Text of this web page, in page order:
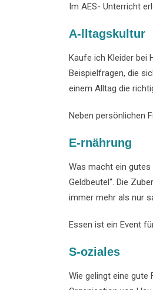
Im AES- Unterricht
A-lltagskultur
Kaufe ich Kleider bei
Beispielfragen, die
einem Alltag die
Neben persönlichen
E-rnährung
Was macht ein
Geldbeutel“. Die
immer mehr als nur
Essen ist ein Event
S-oziales
Wie gelingt eine gute